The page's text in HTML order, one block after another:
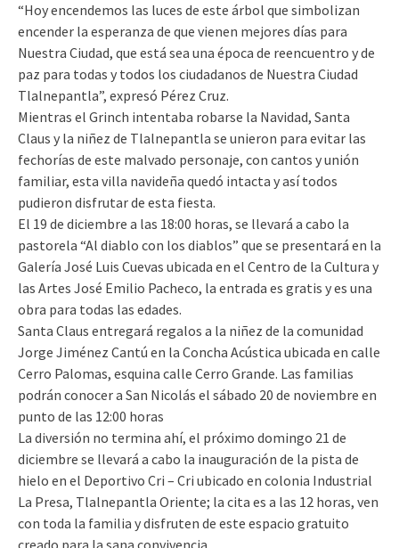
“Hoy encendemos las luces de este árbol que simbolizan
encender la esperanza de que vienen mejores días para
Nuestra Ciudad, que está sea una época de reencuentro y de
paz para todas y todos los ciudadanos de Nuestra Ciudad
Tlalnepantla”, expresó Pérez Cruz.
Mientras el Grinch intentaba robarse la Navidad, Santa
Claus y la niñez de Tlalnepantla se unieron para evitar las
fechorías de este malvado personaje, con cantos y unión
familiar, esta villa navideña quedó intacta y así todos
pudieron disfrutar de esta fiesta.
El 19 de diciembre a las 18:00 horas, se llevará a cabo la
pastorela “Al diablo con los diablos” que se presentará en la
Galería José Luis Cuevas ubicada en el Centro de la Cultura y
las Artes José Emilio Pacheco, la entrada es gratis y es una
obra para todas las edades.
Santa Claus entregará regalos a la niñez de la comunidad
Jorge Jiménez Cantú en la Concha Acústica ubicada en calle
Cerro Palomas, esquina calle Cerro Grande. Las familias
podrán conocer a San Nicolás el sábado 20 de noviembre en
punto de las 12:00 horas
La diversión no termina ahí, el próximo domingo 21 de
diciembre se llevará a cabo la inauguración de la pista de
hielo en el Deportivo Cri – Cri ubicado en colonia Industrial
La Presa, Tlalnepantla Oriente; la cita es a las 12 horas, ven
con toda la familia y disfruten de este espacio gratuito